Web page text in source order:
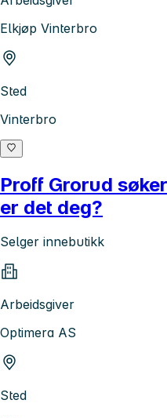
Elkjøp Vinterbro
Sted
Vinterbro
Proff Grorud
er det deg?
Selger innebutikk
Arbeidsgiver
Optimera AS
Sted